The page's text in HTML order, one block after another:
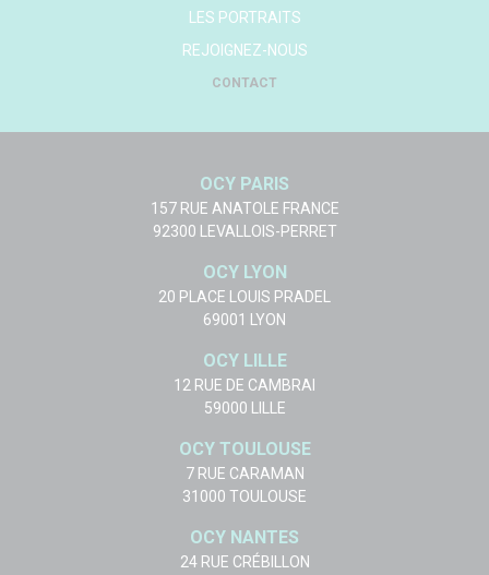
LES PORTRAITS
REJOIGNEZ-NOUS
CONTACT
OCY PARIS
157 RUE ANATOLE FRANCE
92300 LEVALLOIS-PERRET
OCY LYON
20 PLACE LOUIS PRADEL
69001 LYON
OCY LILLE
12 RUE DE CAMBRAI
59000 LILLE
OCY TOULOUSE
7 RUE CARAMAN
31000 TOULOUSE
OCY NANTES
24 RUE CRÉBILLON